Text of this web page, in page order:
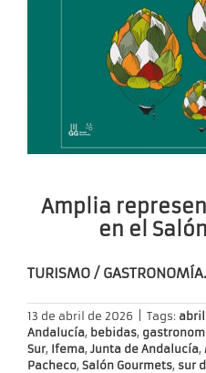
Amplia
en el
TURISMO / GASTRONOMÍA.
13 de abril de 2026 Tags:
Andalucía, bebidas,
Sur, Ifema, Junta de Andalucía,
Pacheco, Salón Gourmets, sur